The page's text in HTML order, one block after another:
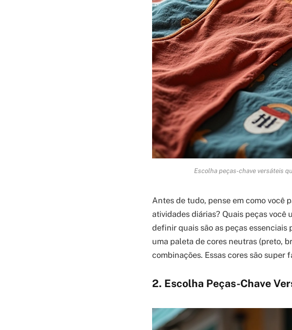
Escolha peças-chave versáteis
Antes de tudo, pense em como você
atividades diárias? Quais peças você
definir quais são as peças essenciais
uma paleta de cores neutras (preto,
combinações. Essas cores são super
2. Escolha Peças-Chave